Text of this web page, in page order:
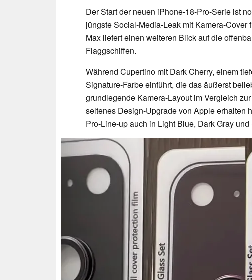
Der Start der neuen iPhone-18-Pro-Serie ist
jüngste Social-Media-Leak mit Kamera-Cover
Max liefert einen weiteren Blick auf die
Flaggschiffen.
Während Cupertino mit Dark Cherry, einem
Signature-Farbe einführt, die das äußerst
grundlegende Kamera-Layout im Vergleich zur
seltenes Design-Upgrade von Apple erhalten
Pro-Line-up auch in Light Blue, Dark Gray